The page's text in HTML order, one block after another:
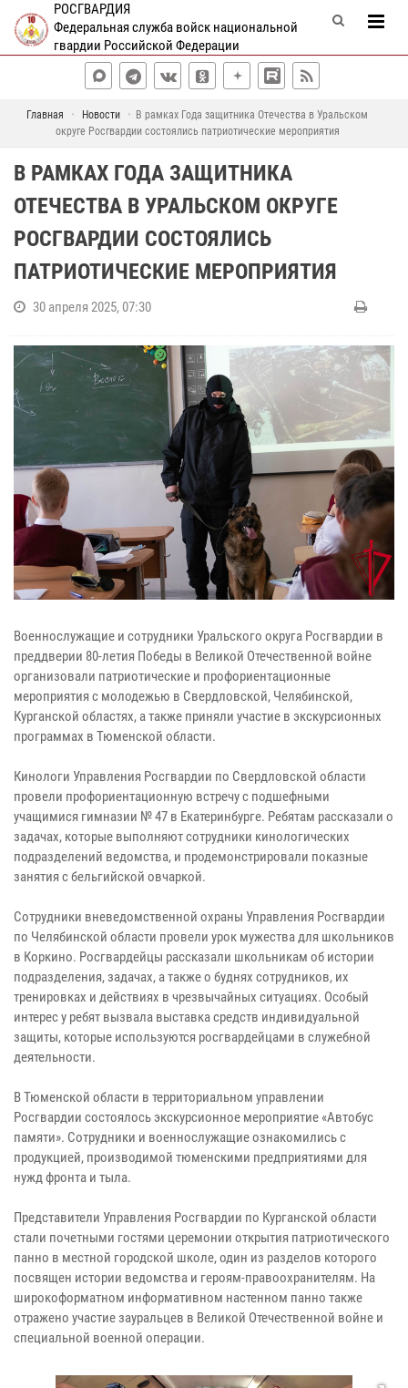
РОСГВАРДИЯ
Федеральная служба войск национальной
гвардии Российской Федерации
Главная Новости
В рамках Года защитника Отечества в Уральском
округе Росгвардии состоялись патриотические мероприятия
В РАМКАХ ГОДА ЗАЩИТНИКА
ОТЕЧЕСТВА В УРАЛЬСКОМ ОКРУГЕ
РОСГВАРДИИ СОСТОЯЛИСЬ
ПАТРИОТИЧЕСКИЕ МЕРОПРИЯТИЯ
30 апреля 2025, 07:30
Военнослужащие и сотрудники Уральского округа Росгвардии в
преддверии 80-летия Победы в Великой Отечественной войне
организовали патриотические и профориентационные
мероприятия с молодежью в Свердловской, Челябинской,
Курганской областях, а также приняли участие в экскурсионных
программах в Тюменской области.
Кинологи Управления Росгвардии по Свердловской области
провели профориентационную встречу с подшефными
учащимися гимназии № 47 в Екатеринбурге. Ребятам рассказали о
задачах, которые выполняют сотрудники кинологических
подразделений ведомства, и продемонстрировали показные
занятия с бельгийской овчаркой.
Сотрудники вневедомственной охраны Управления Росгвардии
по Челябинской области провели урок мужества для школьников
в Коркино. Росгвардейцы рассказали школьникам об истории
подразделения, задачах, а также о буднях сотрудников, их
тренировках и действиях в чрезвычайных ситуациях. Особый
интерес у ребят вызвала выставка средств индивидуальной
защиты, которые используются росгвардейцами в служебной
деятельности.
В Тюменской области в территориальном управлении
Росгвардии состоялось экскурсионное мероприятие «Автобус
памяти». Сотрудники и военнослужащие ознакомились с
продукцией, производимой тюменскими предприятиями для
нужд фронта и тыла.
Представители Управления Росгвардии по Курганской области
стали почетными гостями церемонии открытия патриотического
панно в местной городской школе, один из разделов которого
посвящен истории ведомства и героям-правоохранителям. На
широкоформатном информативном настенном панно также
отражено участие зауральцев в Великой Отечественной войне и
специальной военной операции.